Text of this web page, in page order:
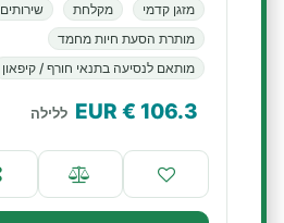
מזגן קדמי מקלחת
שירותים
מותרת הסעת חיות מחמד
מותאם לנסיעה בתנאי חורף / קיפאון
106.3
€ EUR ללילה